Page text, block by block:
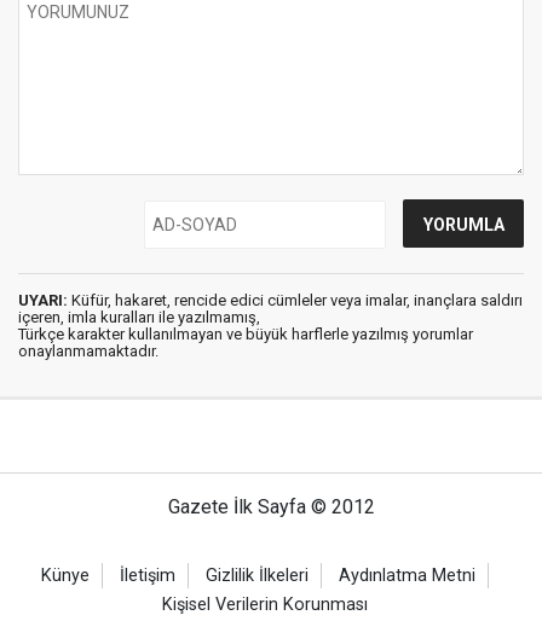
UYARI: Küfür, hakaret, rencide edici cümleler veya imalar, inançlara saldırı
içeren, imla kuralları ile yazılmamış,
Türkçe karakter kullanılmayan ve büyük harflerle yazılmış yorumlar
onaylanmamaktadır.
Gazete İlk Sayfa © 2012
Künye İletişim Gizlilik İlkeleri
Aydınlatma Metni
Kişisel Verilerin Korunması